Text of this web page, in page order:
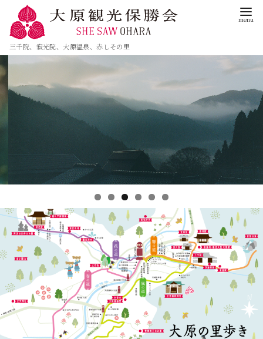
三千院、寂光院、大原温泉、赤しその里